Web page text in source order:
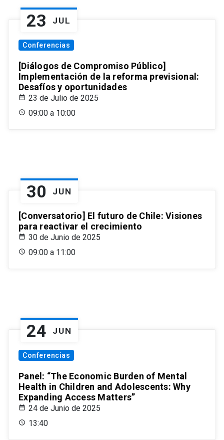
23 JUL
Conferencias
[Diálogos de Compromiso Público]
Implementación de la reforma previsional:
Desafíos y oportunidades
23 de Julio de 2025
09:00 a 10:00
30 JUN
[Conversatorio] El futuro de Chile: Visiones
para reactivar el crecimiento
30 de Junio de 2025
09:00 a 11:00
24 JUN
Conferencias
Panel: “The Economic Burden of Mental
Health in Children and Adolescents: Why
Expanding Access Matters”
24 de Junio de 2025
13:40